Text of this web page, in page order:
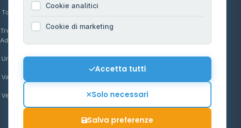
Toscana
Trentino-Alto
Adige
Umbria
Valle d'Aosta
Veneto
Privacy Policy
Cookie Policy
Mappa del sito
Contattaci
Cookie analitici
Cookie di marketing
Accetta tutti
Solo necessari
Salva preferenze